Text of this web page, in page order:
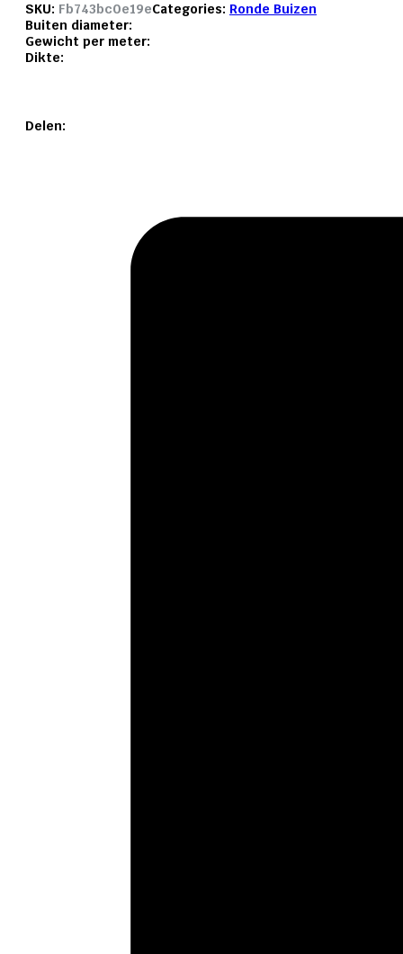
SKU: Fb743bc0e19eCategories: Ronde Buizen
Buiten diameter:
Gewicht per meter:
Dikte:
Delen: